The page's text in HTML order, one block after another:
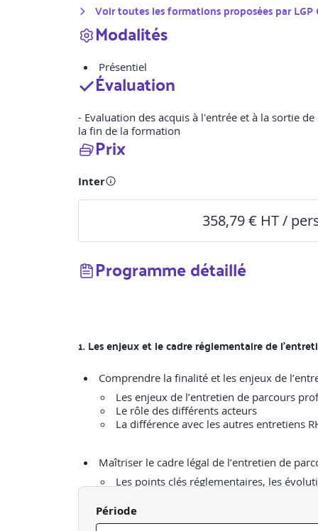
Voir toutes les formations proposées parLGP
Modalités
Présentiel
Évaluation
- Evaluation des acquis à l'entrée et à la sortie
la fin de la formation
Prix
Inter
358,79 € HT /
Programme détaillé
1. Les enjeux et le cadre réglementaire de
Les enjeux de l’entretien de parcours
Le rôle des différents acteurs
La différence avec les autres entretiens
Les points clés réglementaires, les
Les autres types d’entretien : mi-
L’état des lieux récapitulatif du parcours
Période